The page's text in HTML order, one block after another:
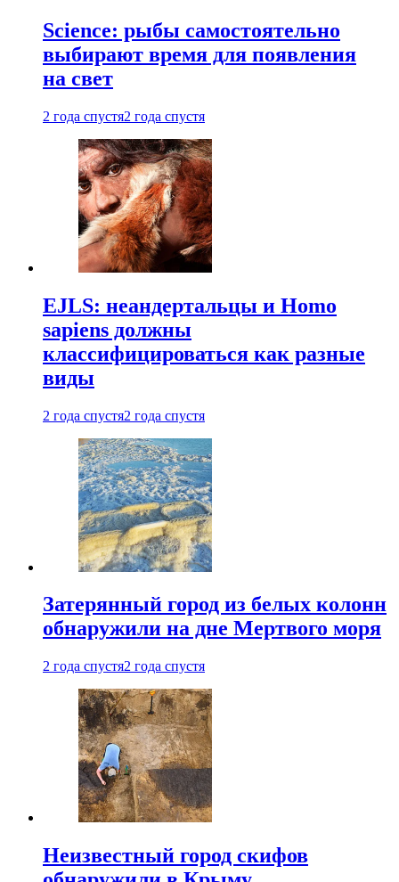
Science: рыбы самостоятельно
выбирают время для появления
на свет
2 года спустя2 года спустя
EJLS: неандертальцы и Homo
sapiens должны
классифицироваться как разные
виды
2 года спустя2 года спустя
Затерянный город из белых колонн
обнаружили на дне Мертвого моря
2 года спустя2 года спустя
Неизвестный город скифов